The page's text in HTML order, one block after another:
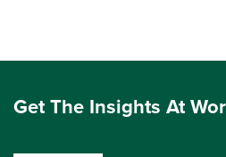
Get The Insights At